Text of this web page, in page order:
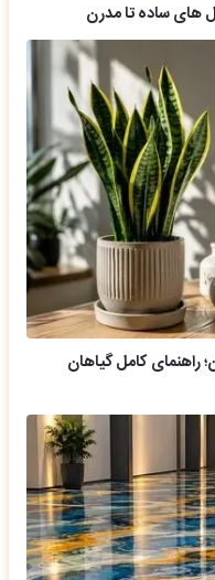
راهنمای کامل گیاهان